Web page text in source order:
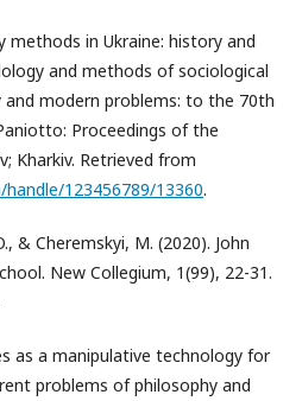
methods in Ukraine: history and
and methods of sociological
and modern problems: to the 70th
Proceedings of the
Kharkiv. Retrieved from
123456789/13360.
& Cheremskyi, M. (2020). John
New Collegium, 1(99), 22-31.
as a manipulative technology for
problems of philosophy and